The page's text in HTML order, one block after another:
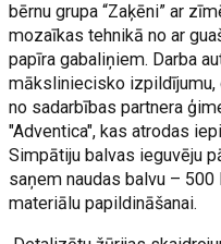
bērnu grupa “Zaķēni” ar
mozaīkas tehnikā no ar
papīra gabaliņiem. Darba
māksliniecisko izpildījumu,
no sadarbības partnera
"Adventica", kas atrodas
Simpātiju balvas ieguvēju
saņem naudas balvu –
materiālu papildināšanai.